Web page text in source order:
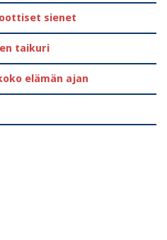
sienet
taikuri
elämän ajan